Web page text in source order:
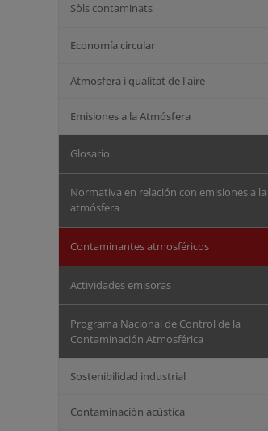
Sòls contaminats
Economía circular
Atmosfera i qualitat de l'aire
Emisiones a la Atmósfera
Glosario
Normativa en relación con emisiones a la
atmósfera
Contaminantes atmosféricos
Actividades emisoras
Programa Nacional de Control de la
Contaminación Atmosférica
Sostenibilidad industrial
Contaminación acústica